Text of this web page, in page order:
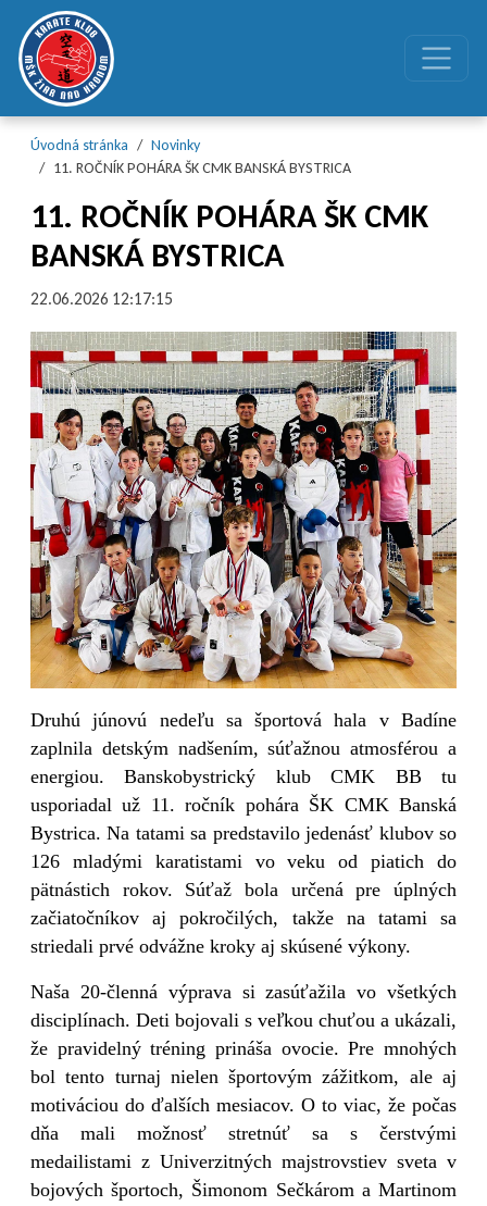
Preskočiť na obsah
Preskočiť na hlavné menu
Úvodná stránka
Novinky
11. ROČNÍK POHÁRA ŠK CMK BANSKÁ BYSTRICA
11. ROČNÍK POHÁRA ŠK CMK
BANSKÁ BYSTRICA
22.06.2026 12:17:15
Druhú júnovú nedeľu sa športová hala v Badíne
zaplnila detským nadšením, súťažnou atmosférou a
energiou. Banskobystrický klub CMK BB tu
usporiadal už 11. ročník pohára ŠK CMK Banská
Bystrica. Na tatami sa predstavilo jedenásť klubov so
126 mladými karatistami vo veku od piatich do
pätnástich rokov. Súťaž bola určená pre úplných
začiatočníkov aj pokročilých, takže na tatami sa
striedali prvé odvážne kroky aj skúsené výkony.
Naša 20-členná výprava si zasúťažila vo všetkých
disciplínach. Deti bojovali s veľkou chuťou a ukázali,
že pravidelný tréning prináša ovocie. Pre mnohých
bol tento turnaj nielen športovým zážitkom, ale aj
motiváciou do ďalších mesiacov. O to viac, že počas
dňa mali možnosť stretnúť sa s čerstvými
medailistami z Univerzitných majstrovstiev sveta v
bojových športoch, Šimonom Sečkárom a Martinom